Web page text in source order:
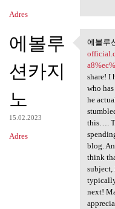
Adres
에볼루
션카지
노
15.02.2023
Adres
에볼
에볼루
share! I
who
he
this….
blog.
think
subject,
next!